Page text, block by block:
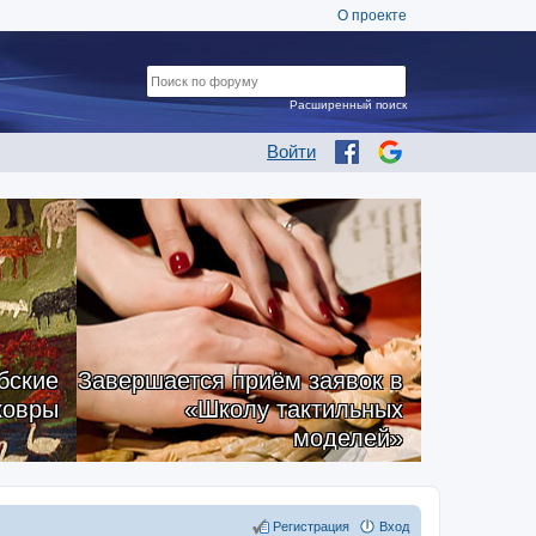
О проекте
Войти
Расширенный поиск
Завершается приём заявок в
«Школу тактильных
моделей»
Вход
Регистрация